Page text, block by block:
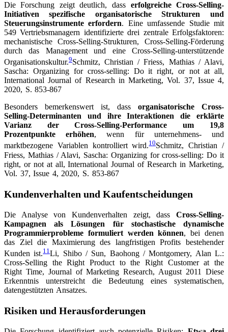
Die Forschung zeigt deutlich, dass erfolgreiche Cross-Selling-
Initiativen spezifische organisatorische Strukturen und
Steuerungsinstrumente erfordern. Eine umfassende Studie mit
549 Vertriebsmanagern identifizierte drei zentrale Erfolgsfaktoren:
mechanistische Cross-Selling-Strukturen, Cross-Selling-Förderung
durch das Management und eine Cross-Selling-unterstützende
Organisationskultur.9Schmitz, Christian / Friess, Mathias / Alavi,
Sascha: Organizing for cross-selling: Do it right, or not at all,
International Journal of Research in Marketing, Vol. 37, Issue 4,
2020, S. 853-867
Besonders bemerkenswert ist, dass organisatorische Cross-
Selling-Determinanten und ihre Interaktionen die erklärte
Varianz der Cross-Selling-Performance um 19,8
Prozentpunkte erhöhen, wenn für unternehmens- und
marktbezogene Variablen kontrolliert wird.10Schmitz, Christian /
Friess, Mathias / Alavi, Sascha: Organizing for cross-selling: Do it
right, or not at all, International Journal of Research in Marketing,
Vol. 37, Issue 4, 2020, S. 853-867
Kundenverhalten und Kaufentscheidungen
Die Analyse von Kundenverhalten zeigt, dass Cross-Selling-
Kampagnen als Lösungen für stochastische dynamische
Programmierprobleme formuliert werden können, bei denen
das Ziel die Maximierung des langfristigen Profits bestehender
Kunden ist.11Li, Shibo / Sun, Baohong / Montgomery, Alan L.:
Cross-Selling the Right Product to the Right Customer at the
Right Time, Journal of Marketing Research, August 2011
Diese
Erkenntnis unterstreicht die Bedeutung eines systematischen,
datengestützten Ansatzes.
Risiken und Herausforderungen